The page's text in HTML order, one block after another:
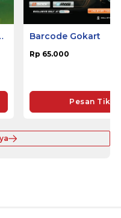
Barcode Gokart
Rp 65.000
Pesan Tiket